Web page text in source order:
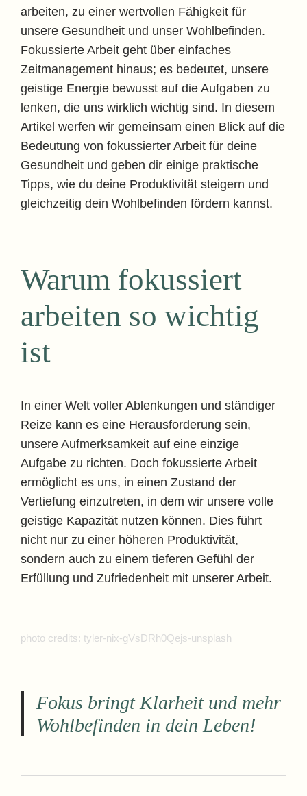
arbeiten, zu einer wertvollen Fähigkeit für
unsere Gesundheit und unser Wohlbefinden.
Fokussierte Arbeit geht über einfaches
Zeitmanagement hinaus; es bedeutet, unsere
geistige Energie bewusst auf die Aufgaben zu
lenken, die uns wirklich wichtig sind. In diesem
Artikel werfen wir gemeinsam einen Blick auf die
Bedeutung von fokussierter Arbeit für deine
Gesundheit und geben dir einige praktische
Tipps, wie du deine Produktivität steigern und
gleichzeitig dein Wohlbefinden fördern kannst.
Warum fokussiert
arbeiten so wichtig
ist
In einer Welt voller Ablenkungen und ständiger
Reize kann es eine Herausforderung sein,
unsere Aufmerksamkeit auf eine einzige
Aufgabe zu richten. Doch fokussierte Arbeit
ermöglicht es uns, in einen Zustand der
Vertiefung einzutreten, in dem wir unsere volle
geistige Kapazität nutzen können. Dies führt
nicht nur zu einer höheren Produktivität,
sondern auch zu einem tieferen Gefühl der
Erfüllung und Zufriedenheit mit unserer Arbeit.
photo credits: tyler-nix-gVsDRh0Qejs-unsplash
Fokus bringt Klarheit und mehr
Wohlbefinden in dein Leben!